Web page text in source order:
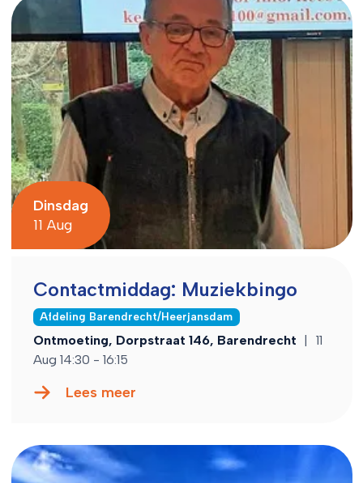
Dinsdag
11 Aug
Contactmiddag: Muziekbingo
Afdeling Barendrecht/Heerjansdam
Ontmoeting, Dorpstraat 146, Barendrecht |
11
Aug 14:30 - 16:15
Lees meer